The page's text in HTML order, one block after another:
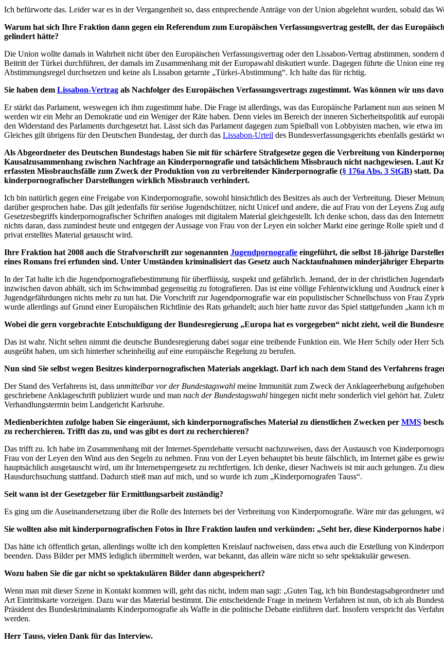
Ich befürworte das. Leider war es in der Vergangenheit so, dass entsprechende Anträge von der Union abgelehnt wurden, sobald das
Warum hat sich Ihre Fraktion dann gegen ein Referendum zum Europäischen Verfassungsvertrag gestellt, der das
gelindert hätte?
Die Union wollte damals in Wahrheit nicht über den Europäischen Verfassungsvertrag oder den Lissabon-Vertrag abstimmen,
Beitritt der Türkei durchführen, der damals im Zusammenhang mit der Europawahl diskutiert wurde. Dagegen führte die Union eine
Abstimmungsregel durchsetzen und keine als Lissabon getarnte „Türkei-Abstimmung“. Ich halte das für richtig.
Sie haben dem Lissabon-Vertrag als Nachfolger des Europäischen Verfassungsvertrags zugestimmt. Was können wir uns
Er stärkt das Parlament, weswegen ich ihm zugestimmt habe. Die Frage ist allerdings, was das Europäische Parlament nun aus
werden wir ein Mehr an Demokratie und ein Weniger der Räte haben. Denn vieles im Bereich der inneren Sicherheitspolitik auf
den Widerstand des Parlaments durchgesetzt hat. Lässt sich das Parlament dagegen zum Spielball von Lobbyisten machen, wie etwa
Gleiches gilt übrigens für den Deutschen Bundestag, der durch das Lissabon-Urteil des Bundesverfassungsgerichts ebenfalls gestärkt
Als Abgeordneter des Deutschen Bundestags haben Sie mit für schärfere Strafgesetze gegen die Verbreitung von
Kausalzusammenhang zwischen Nachfrage an Kinderpornografie und tatsächlichem Missbrauch nicht nachgewiesen. Laut
erfassten Missbrauchsfälle zum Zweck der Produktion von zu verbreitender Kinderpornografie (§ 176a Abs. 3 StGB) statt.
kinderpornografischer Darstellungen wirklich Missbrauch verhindert.
Ich bin natürlich gegen eine Freigabe von Kinderpornografie, sowohl hinsichtlich des Besitzes als auch der Verbreitung. Dieser
darüber gesprochen habe. Das gilt jedenfalls für seriöse Jugendschützer, nicht Unicef und andere, die auf Frau von der Leyens Zug
Gesetzesbegriffs kinderpornografischer Schriften analoges mit digitalem Material gleichgestellt. Ich denke schon, dass das den
nichts daran, dass zumindest heute und entgegen der Aussage von Frau von der Leyen ein solcher Markt eine geringe Rolle spielt
privat erstelltes Material getauscht wird.
Ihre Fraktion hat 2008 auch die Strafvorschrift zur sogenannten Jugendpornografie eingeführt, die selbst 18-jährige
eines Romans frei erfunden sind. Unter Umständen kriminalisiert das Gesetz auch Nacktaufnahmen minderjähriger
In der Tat halte ich die Jugendpornografiebestimmung für überflüssig, suspekt und gefährlich. Jemand, der in der christlichen
inzwischen davon abhält, sich im Schwimmbad gegenseitig zu fotografieren. Das ist eine völlige Fehlentwicklung und Ausdruck einer
Jugendgefährdungen nichts mehr zu tun hat. Die Vorschrift zur Jugendpornografie war ein populistischer Schnellschuss von Frau
wurde allerdings auf Grund einer Europäischen Richtlinie des Rats gehandelt; auch hier hatte zuvor das Spiel stattgefunden „kann ich
Wobei die gern vorgebrachte Entschuldigung der Bundesregierung „Europa hat es vorgegeben“ nicht zieht, weil die
Das ist wahr. Nicht selten nimmt die deutsche Bundesregierung dabei sogar eine treibende Funktion ein. Wie Herr Schily oder Herr
ausgeübt haben, um sich hinterher scheinheilig auf eine europäische Regelung zu berufen.
Nun sind Sie selbst wegen Besitzes kinderpornografischen Materials angeklagt. Darf ich nach dem Stand des Verfahrens
Der Stand des Verfahrens ist, dass unmittelbar vor der Bundestagswahl meine Immunität zum Zweck der Anklageerhebung
geschriebene Anklageschrift publiziert wurde und man nach der Bundestagswahl hingegen nicht mehr sonderlich viel gehört hat.
Verhandlungstermin beim Landgericht Karlsruhe.
Medienberichten zufolge haben Sie eingeräumt, sich kinderpornografisches Material zu dienstlichen Zwecken per MMS
zu recherchieren. Trifft das zu, und was gibt es dort zu recherchieren?
Das trifft zu. Ich habe im Zusammenhang mit der Internet-Sperrdebatte versucht nachzuweisen, dass der Austausch von
Frau von der Leyen den Wind aus den Segeln zu nehmen. Frau von der Leyen behauptet bis heute fälschlich, im Internet gäbe es
hauptsächlich ausgetauscht wird, um ihr Internetsperrgesetz zu rechtfertigen. Ich denke, dieser Nachweis ist mir auch gelungen. Zu
Hausdurchsuchung stattfand. Dadurch stieß man auf mich, und so wurde ich zum „Kinderpornografen Tauss“.
Seit wann ist der Gesetzgeber für Ermittlungsarbeit zuständig?
Es ging um die Auseinandersetzung über die Rolle des Internets bei der Verbreitung von Kinderpornografie. Wäre mir das gelungen,
Sie wollten also mit kinderpornografischen Fotos in Ihre Fraktion laufen und verkünden: „Seht her, diese Kinderpornos
Das hätte ich öffentlich getan, allerdings wollte ich den kompletten Kreislauf nachweisen, dass etwa auch die Erstellung von
beenden. Dass Bilder per MMS lediglich übermittelt werden, war bekannt, das allein wäre nicht so sehr spektakulär gewesen.
Wozu haben Sie die gar nicht so spektakulären Bilder dann abgespeichert?
Wenn man mit dieser Szene in Kontakt kommen will, geht das nicht, indem man sagt: „Guten Tag, ich bin Bundestagsabgeordneter
Art Eintrittskarte vorzeigen. Dazu war das Material bestimmt. Die entscheidende Frage in meinem Verfahren ist nun, ob ich als
Präsident des Bundeskriminalamts Kinderpornografie als Waffe in die politische Debatte einführen darf. Insofern verspricht das
werden.
Herr Tauss, vielen Dank für das Interview.